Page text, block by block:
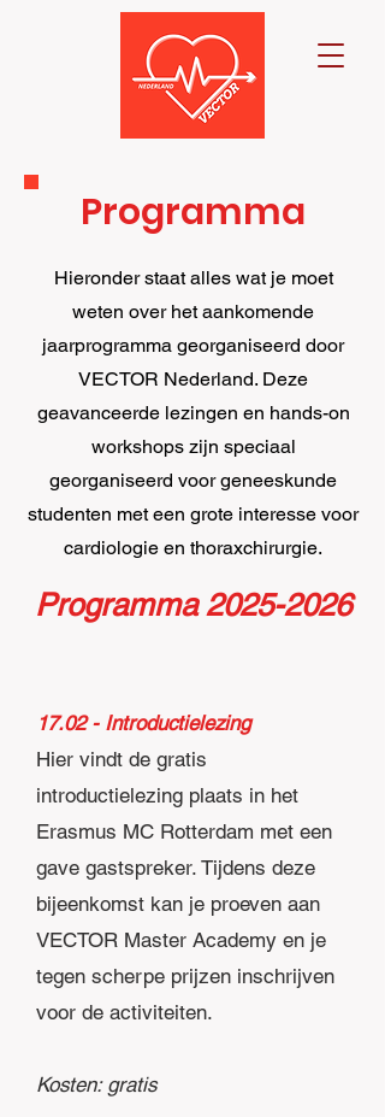
Programma
Hieronder staat alles wat je moet
weten over het aankomende
jaarprogramma georganiseerd door
VECTOR Nederland. Deze
geavanceerde lezingen en hands-on
workshops zijn speciaal
georganiseerd voor geneeskunde
studenten met een grote interesse voor
cardiologie en thoraxchirurgie.
Programma2025-2026
17.02 - Introductielezing
Hier vindt de gratis
introductielezing plaats in het
Erasmus MC Rotterdam met een
gave gastspreker. Tijdens deze
bijeenkomst kan je proeven aan
VECTOR Master Academy en je
tegen scherpe prijzen inschrijven
voor de activiteiten.
Kosten: gratis